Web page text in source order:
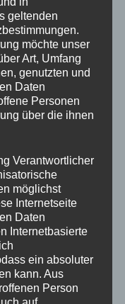
geltenden
möchte unser
Art, Umfang
genutzten und
Daten
Personen
über die ihnen
Verantwortlicher
möglichst
Internetseite
Daten
Internetbasierte
ein absoluter
kann. Aus
Person